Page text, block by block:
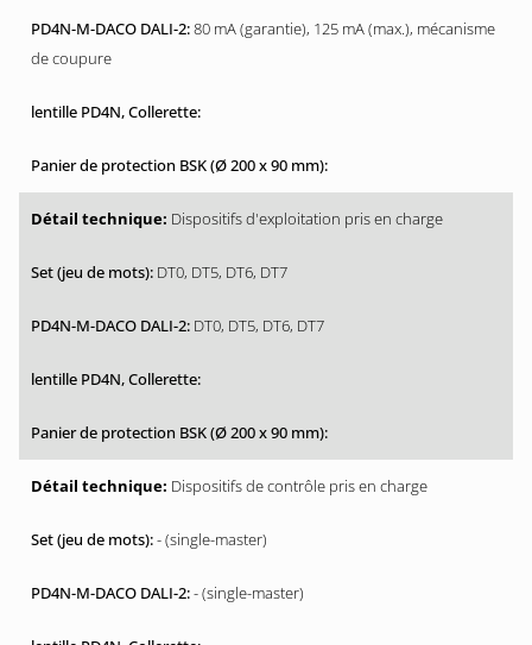
80 mA (garantie), 125 mA (max.), mécanisme
de coupure
Dispositifs d'exploitation pris en charge
DT0, DT5, DT6, DT7
DT0, DT5, DT6, DT7
Dispositifs de contrôle pris en charge
- (single-master)
- (single-master)